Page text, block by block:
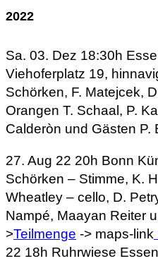
2022
Sa. 03. Dez 18:30h
Viehoferplatz 19,
Schörken, F. Matejcek,
Orangen T. Schaal, P.
Calderòn und Gästen P.
27. Aug 22 20h Bonn
Schörken – Stimme, K.
Wheatley – cello, D.
Nampé, Maayan Reiter
>Teilmenge -> maps-link
22 18h Ruhrwiese